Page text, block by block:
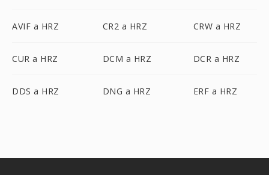
AVIF a HRZ CR2 a HRZ CRW a HRZ
CUR a HRZ DCM a HRZ DCR a HRZ
DDS a HRZ DNG a HRZ ERF a HRZ